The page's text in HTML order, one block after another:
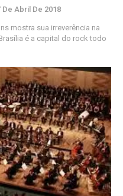
De Abril De 2018
mostra sua irreverência na